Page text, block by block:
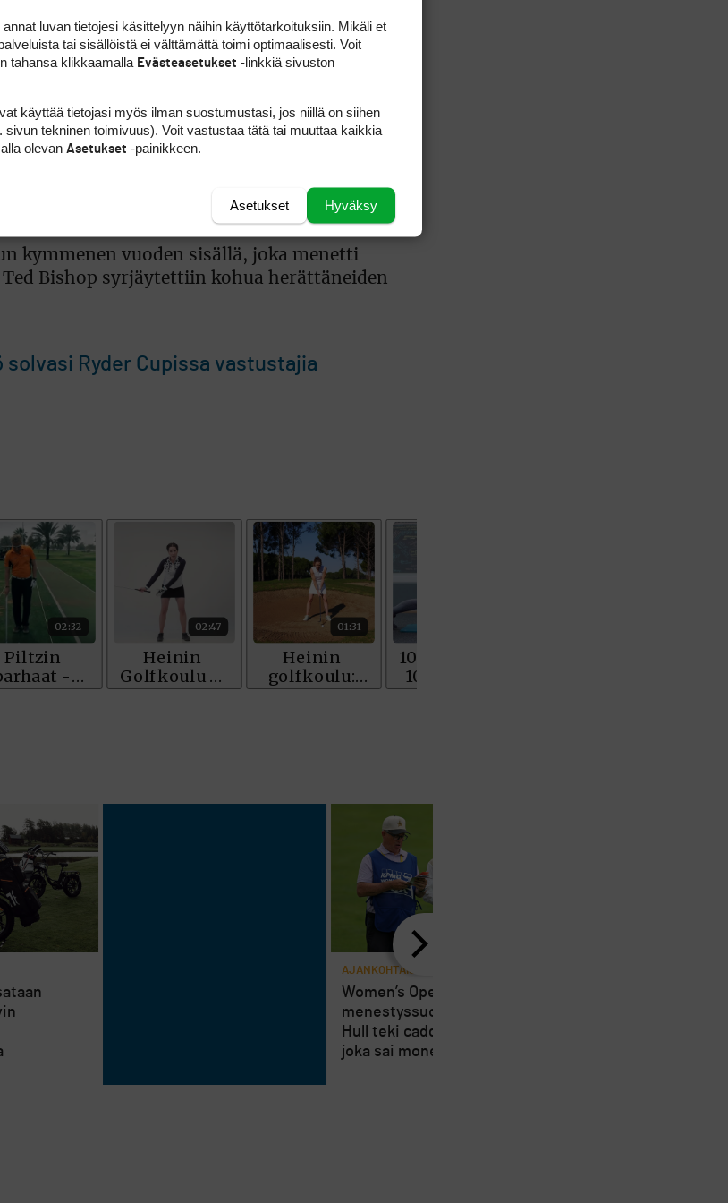
päättyy tasatulokseen.
Rea lauloi Ryder Cup -viikonloppuna karaokea
nousi golfmaailman suurimmaksi
ajan etäännyttänyt Reaa
kymmenen vuoden sisällä, joka menetti
Bishop syrjäytettiin kohua herättäneiden
Ryder Cupissa vastustajia
AJANKOHTAISTA
Women’s Openin
menestyssuosikki Charley
Hull teki caddielleen pilan,
joka sai monet suuttumaan
luvan tietojesi käsittelyyn näihin käyttötarkoituksiin. Mikäli et
tai sisällöistä ei välttämättä toimi optimaalisesti. Voit
tahansa klikkaamalla Evästeasetukset -linkkiä sivuston
käyttää tietojasi myös ilman suostumustasi, jos niillä on siihen
sivun tekninen toimivuus). Voit vastustaa tätä tai muuttaa kaikkia
olevan Asetukset -painikkeen.
Hyväksy
Asetukset